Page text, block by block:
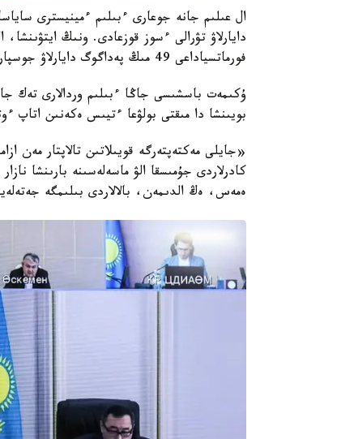
ال عىلىم جانە جوعارى ءبىلىم ءمينيسترى
دايارلاۋ تۋرالى ءسوز قوزعادى. ونىڭ
فورماتسياداعى 49 مىڭ پەداگوگ دايارلاۋ جوسپارلانىپ وتىر.
ۇكىمەت باسشىسى جاڭا ءبىلىم وردالارى تەك
بويىنشا دا مىقتى بولۋعا ءتيىس ەكەنىن اتاپ
«جايلى مەكتەپتەرگە قويىلاتىن تالاپتار مەن
كادرلاردى جۇمىسقا الۋ ماسەلەسىنە بارىنشا
ەمەس، ەڭ الدىمەن، بالالاردى بىلىمگە